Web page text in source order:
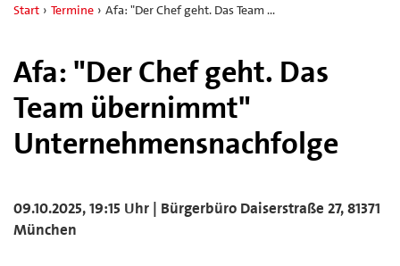
Start › Termine › Afa: "Der Chef geht. Das Team …
Afa: "Der Chef geht. Das
Team übernimmt"
Unternehmensnachfolge
09.10.2025, 19:15 Uhr | Bürgerbüro Daiserstraße 27, 81371
München